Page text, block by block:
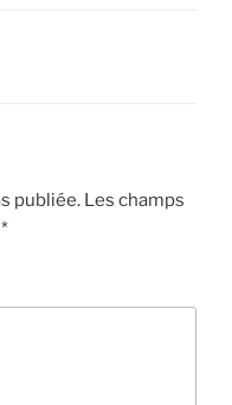
publiée. Les champs
*